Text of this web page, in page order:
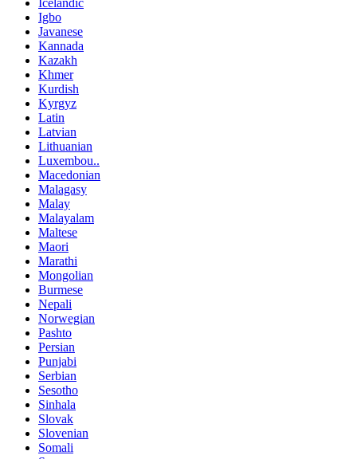
Icelandic
Igbo
Javanese
Kannada
Kazakh
Khmer
Kurdish
Kyrgyz
Latin
Latvian
Lithuanian
Luxembou..
Macedonian
Malagasy
Malay
Malayalam
Maltese
Maori
Marathi
Mongolian
Burmese
Nepali
Norwegian
Pashto
Persian
Punjabi
Serbian
Sesotho
Sinhala
Slovak
Slovenian
Somali